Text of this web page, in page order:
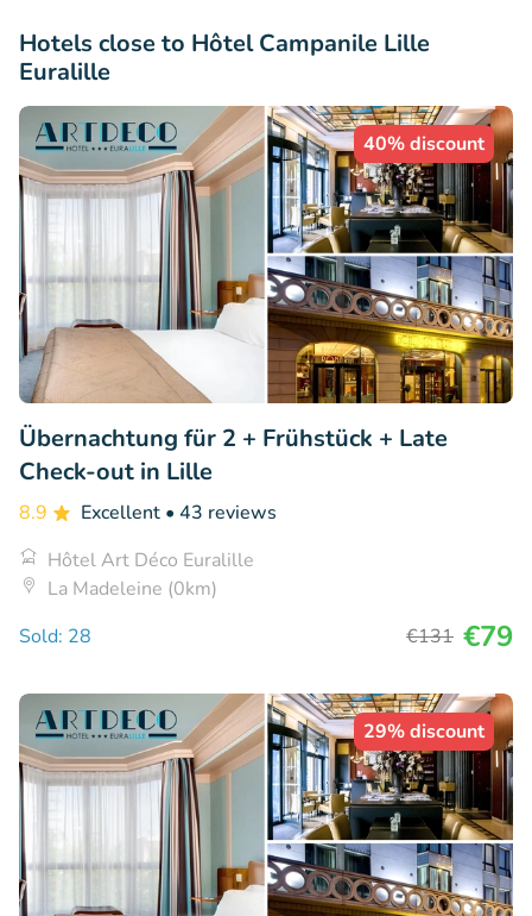
Hotels close to Hôtel Campanile Lille
Euralille
40% discount
Übernachtung für 2 + Frühstück + Late
Check-out in Lille
8.9 Excellent • 43 reviews
Hôtel Art Déco Euralille
La Madeleine (0km)
Sold: 28
€131 €79
29% discount